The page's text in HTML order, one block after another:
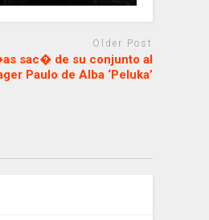
Older Post
sac� de su conjunto al
Paulo de Alba ‘Peluka’